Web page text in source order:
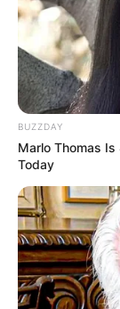
BUZZDAY
Marlo Thomas
Today